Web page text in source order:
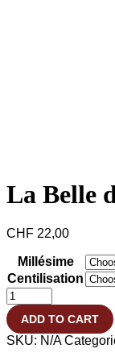
La Belle
CHF 22,00
Millésime
Centilisation
La
Belle
du
Dézaley
ADD TO CART
SKU: N/A